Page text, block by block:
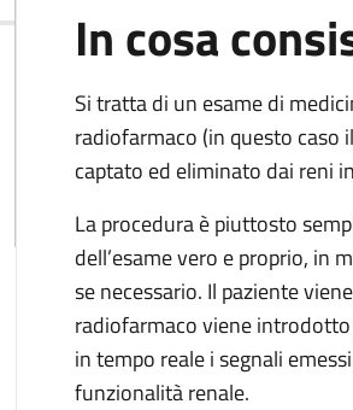
renale sequenziale (con MAG3)
sequenziale (con MAG3)
renale sequenziale (con MAG3)
sequenziale (con MAG3)
renale sequenziale (con MAG3)
In cosa
Si tratta di un esame di
radiofarmaco (in questo caso
captato ed eliminato dai reni
La procedura è piuttosto
dell’esame vero e proprio, in
se necessario. Il paziente
radiofarmaco viene
in tempo reale i segnali
funzionalità renale.